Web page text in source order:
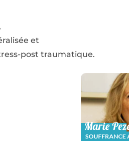
et
post traumatique.